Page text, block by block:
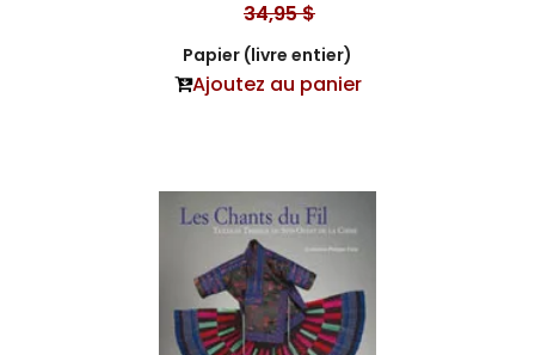
34,95 $
Papier (livre entier)
Ajoutez au panier